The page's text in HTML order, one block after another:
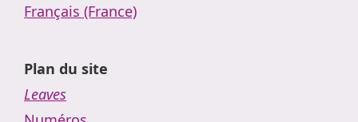
Français (France)
Plan du site
Leaves